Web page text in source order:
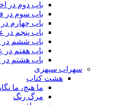
باب دوم در
باب سوم در
باب چهارم
باب پنجم در
باب ششم در
باب هفتم در
باب هشتم
سهراب سپهری
هشت کتاب
ما هیچ، ما
مرگ رنگ